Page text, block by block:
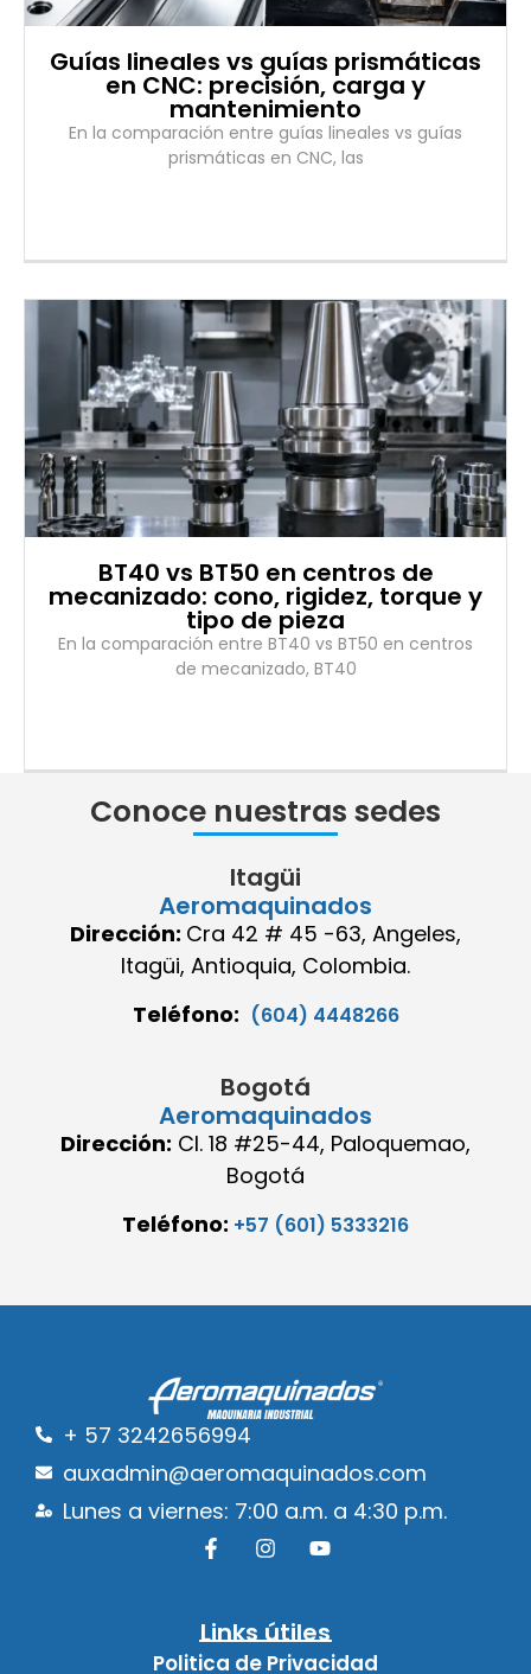
Guías lineales vs guías prismáticas
en CNC: precisión, carga y
mantenimiento
En la comparación entre guías lineales vs guías
prismáticas en CNC, las
BT40 vs BT50 en centros de
mecanizado: cono, rigidez, torque y
tipo de pieza
En la comparación entre BT40 vs BT50 en centros
de mecanizado, BT40
Conoce nuestras sedes
Itagüi
Aeromaquinados
Dirección: Cra 42 # 45 -63, Angeles,
Itagüi, Antioquia, Colombia.
Teléfono: (604) 4448266
Bogotá
Aeromaquinados
Dirección: Cl. 18 #25-44, Paloquemao,
Bogotá
Teléfono: +57 (601) 5333216
+ 57 3242656994
auxadmin@aeromaquinados.com
Lunes a viernes: 7:00 a.m. a 4:30 p.m.
Links útiles
Politica de Privacidad